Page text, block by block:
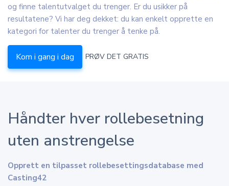
og finne talentutvalget du trenger. Er du usikker på
resultatene? Vi har deg dekket: du kan enkelt opprette en
kategori for talenter du trenger å tenke på.
Kom i gang i dag PRØV DET GRATIS
Håndter hver rollebesetning
uten anstrengelse
Opprett en tilpasset rollebesettingsdatabase med
Casting42